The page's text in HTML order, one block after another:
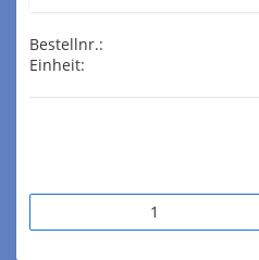
Bestellnr.:
Einheit: